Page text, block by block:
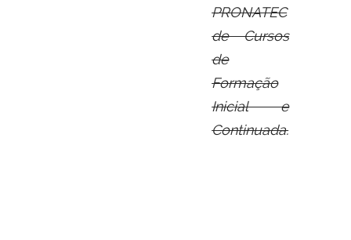
PRONATEC
de Cursos
de
Formação
Inicial e
Continuada.